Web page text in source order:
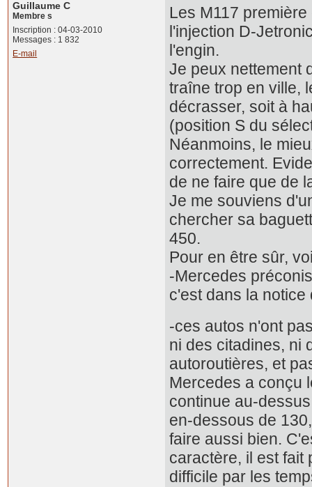
Guillaume C
Membre s
Inscription : 04-03-2010
Messages : 1 832
E-mail
Les M117
l'injection D-
l'engin.
Je peux nettement
traîne trop en ville,
décrasser, soit à
(position S du
Néanmoins, le
correctement.
de ne faire que de
Je me souviens
chercher sa
450.
Pour en être sûr,
-Mercedes
c'est dans la notice
-ces autos n'ont
ni des citadines, ni
autoroutières, et
Mercedes a conçu
continue au-
en-dessous de
faire aussi bien.
caractère, il est fait
difficile par les